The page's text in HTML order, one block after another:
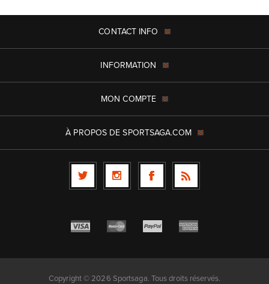
CONTACT INFO
INFORMATION
MON COMPTE
À PROPOS DE SPORTSAGA.COM
Copyright © 2026 Sportsaga. Tous droits réservés.